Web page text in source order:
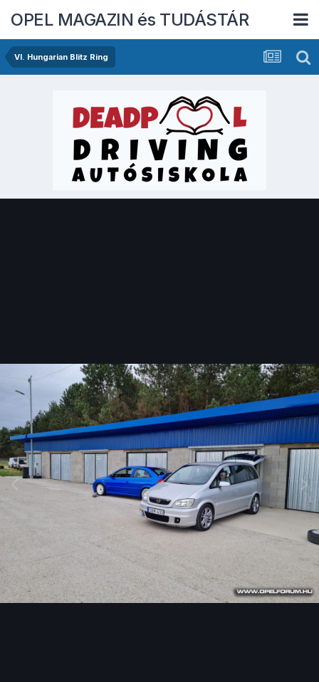
OPEL MAGAZIN és TUDÁSTÁR
VI. Hungarian Blitz Ring